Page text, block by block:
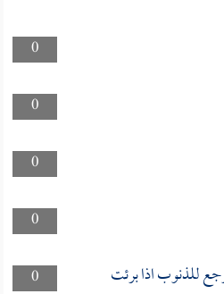
0
0
0
0
0
للذنوب اذا برئت